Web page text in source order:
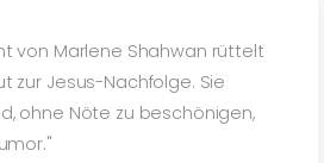
von Marlene Shahwan rüttelt
zur Jesus-Nachfolge. Sie
ohne Nöte zu beschönigen,